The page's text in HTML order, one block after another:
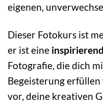
eigenen,
Dieser Fotokurs ist
er ist eine
Fotografie, die dich
Begeisterung
vor, deine kreativen